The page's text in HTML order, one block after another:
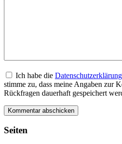
Ich habe die Datenschutzerklärung
stimme zu, dass meine Angaben zur
Rückfragen dauerhaft gespeichert
Seiten